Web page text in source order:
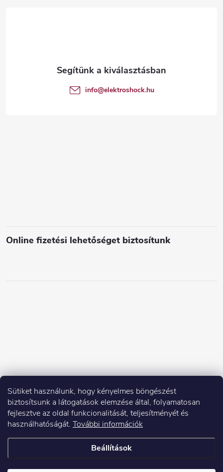
Sütiket használunk, hogy kényelmes böngészést
biztosítsunk a látogatások elemzése által, folyamatosan
fejlesztve az oldal funkcionalitását, teljesítményét és
használhatóságát. További információk
Beállítások
Online fizetési lehetőséget biztosítunk
info@elektroshock.hu
Copyright 2026Elektroshock.hu. Minden jog fenntartva.